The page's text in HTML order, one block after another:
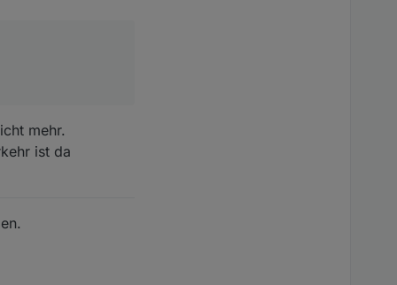
mehr.
ist da